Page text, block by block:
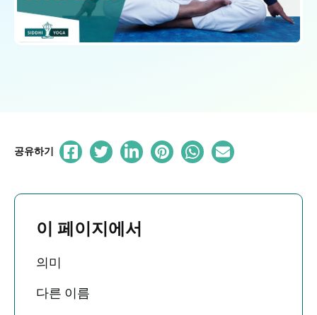
공유하기
이 페이지에서
의미
다른 이름